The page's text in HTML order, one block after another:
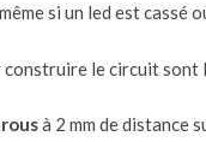
si un led est cassé
construire le circuit sont
à 2 mm de distance